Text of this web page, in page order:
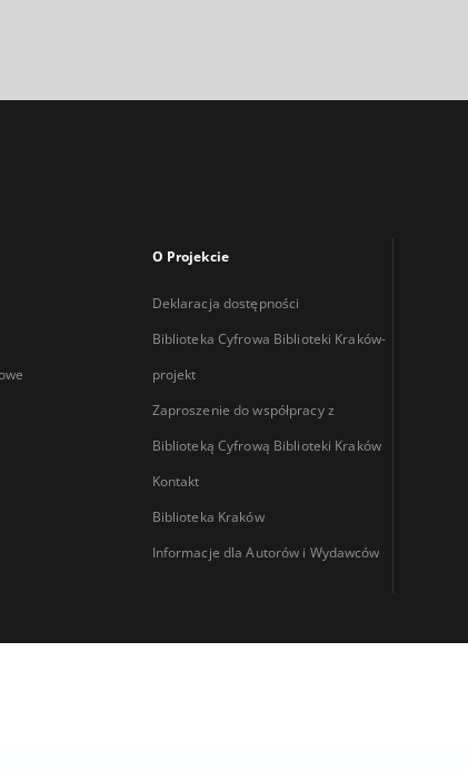
O Projekcie
Deklaracja dostępności
Biblioteka Cyfrowa Biblioteki Kraków-
projekt
Zaproszenie do współpracy z
Biblioteką Cyfrową Biblioteki Kraków
Kontakt
Biblioteka Kraków
Informacje dla Autorów i Wydawców